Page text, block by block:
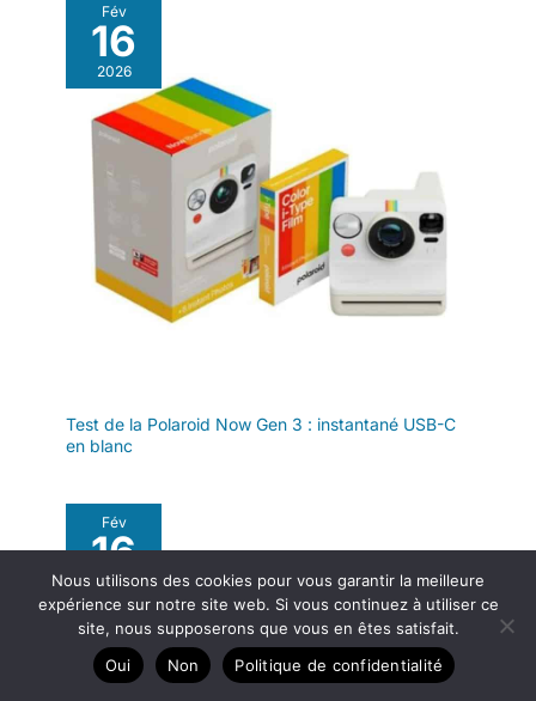
Fév
16
2026
Test de la Polaroid Now Gen 3 : instantané USB-C
en blanc
Fév
16
2026
Nous utilisons des cookies pour vous garantir la meilleure
expérience sur notre site web. Si vous continuez à utiliser ce
site, nous supposerons que vous en êtes satisfait.
Oui
Non Politique de confidentialité